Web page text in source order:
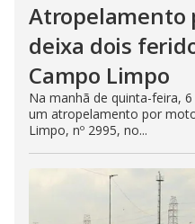
Atropelamento
deixa dois
Campo Limpo
Na manhã de quinta-feira,
um atropelamento por
Limpo, nº 2995, no...